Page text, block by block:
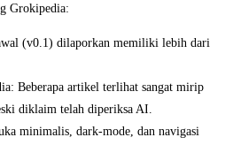
Grokipedia:
(v0.1) dilaporkan memiliki lebih dari
Beberapa artikel terlihat sangat mirip
diklaim telah diperiksa AI.
minimalis, dark-mode, dan navigasi